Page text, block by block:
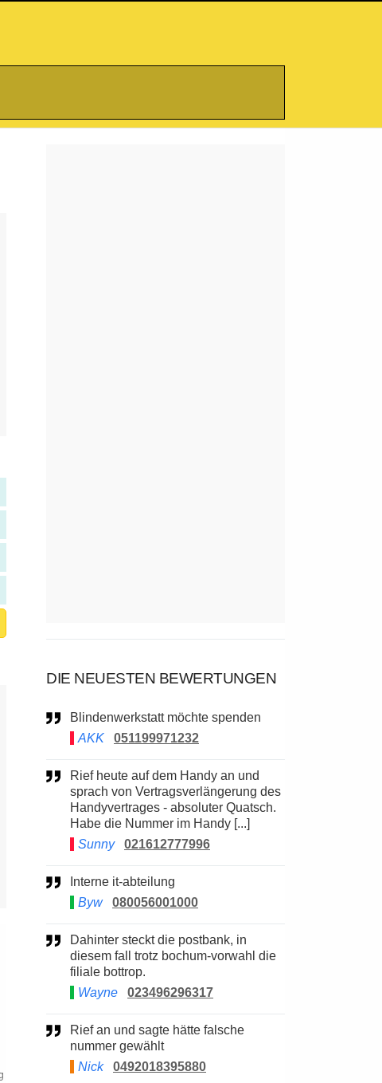
DIE NEUESTEN BEWERTUNGEN
Blindenwerkstatt möchte spenden
AKK
051199971232
Rief heute auf dem Handy an und
sprach von Vertragsverlängerung des
Handyvertrages - absoluter Quatsch.
Habe die Nummer im Handy [...]
Sunny
021612777996
Interne it-abteilung
Byw
080056001000
Dahinter steckt die postbank, in
diesem fall trotz bochum-vorwahl die
filiale bottrop.
Wayne
023496296317
Rief an und sagte hätte falsche
nummer gewählt
Nick
0492018395880